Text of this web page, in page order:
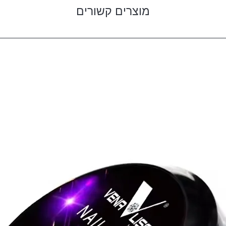
מוצרים קשורים